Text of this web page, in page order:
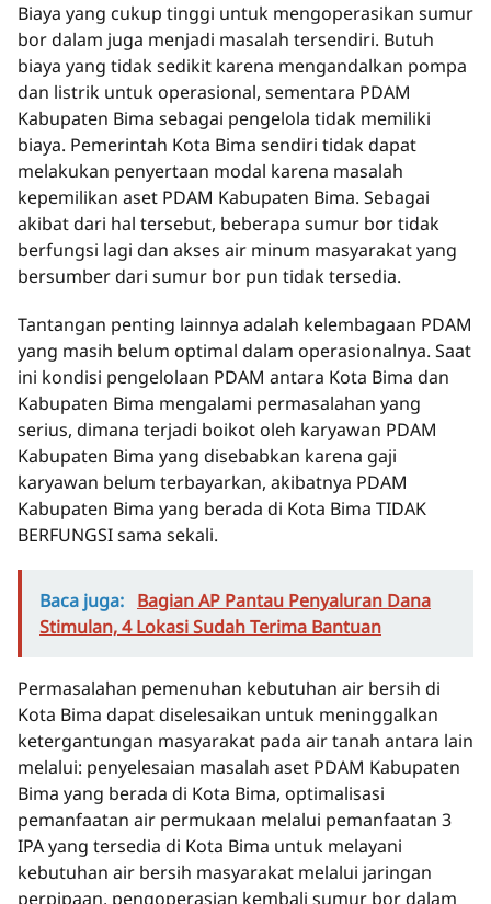
Biaya yang cukup tinggi untuk mengoperasikan sumur
bor dalam juga menjadi masalah tersendiri. Butuh
biaya yang tidak sedikit karena mengandalkan pompa
dan listrik untuk operasional, sementara PDAM
Kabupaten Bima sebagai pengelola tidak memiliki
biaya. Pemerintah Kota Bima sendiri tidak dapat
melakukan penyertaan modal karena masalah
kepemilikan aset PDAM Kabupaten Bima. Sebagai
akibat dari hal tersebut, beberapa sumur bor tidak
berfungsi lagi dan akses air minum masyarakat yang
bersumber dari sumur bor pun tidak tersedia.
Tantangan penting lainnya adalah kelembagaan PDAM
yang masih belum optimal dalam operasionalnya. Saat
ini kondisi pengelolaan PDAM antara Kota Bima dan
Kabupaten Bima mengalami permasalahan yang
serius, dimana terjadi boikot oleh karyawan PDAM
Kabupaten Bima yang disebabkan karena gaji
karyawan belum terbayarkan, akibatnya PDAM
Kabupaten Bima yang berada di Kota Bima TIDAK
BERFUNGSI sama sekali.
Baca juga: Bagian AP Pantau Penyaluran Dana
Stimulan, 4 Lokasi Sudah Terima Bantuan
Permasalahan pemenuhan kebutuhan air bersih di
Kota Bima dapat diselesaikan untuk meninggalkan
ketergantungan masyarakat pada air tanah antara lain
melalui: penyelesaian masalah aset PDAM Kabupaten
Bima yang berada di Kota Bima, optimalisasi
pemanfaatan air permukaan melalui pemanfaatan 3
IPA yang tersedia di Kota Bima untuk melayani
kebutuhan air bersih masyarakat melalui jaringan
perpipaan, pengoperasian kembali sumur bor dalam